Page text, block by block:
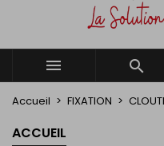
 
Accueil FIXATION
ACCUEIL
((cancelText))
Annuler